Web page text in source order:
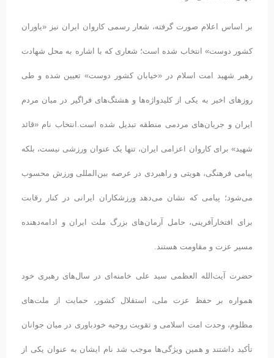
بر اساس اعلام صورت گرفته، شعار رسمی کاروان ایران نیز «یاوران
کشور دوست» انتخاب شده است؛ شعاری که با اشاره به محل شهادت
رهبر شهید امت اسلام در «خیابان کشور دوست» تعیین شده و طی
روزهای اخیر به یکی از کلیدواژه‌ها و هشتگ‌های فراگیر در میان مردم
ایران و جریان‌های مردمی منطقه تبدیل شده است.انتخاب نام «قائد
شهید» برای کاروان اعزامی ایران، تنها یک عنوان ورزشی نیست، بلکه
پیامی فرهنگی، هویتی و راهبردی در عرصه بین‌المللی ورزش محسوب
می‌شود؛ پیامی که نشان می‌دهد ورزشکاران ایرانی در کنار رقابت
برای افتخارآفرینی، حامل آرمان‌های بزرگ ملت ایران و ادامه‌دهنده
مسیر عزت و مقاومت هستند.
حضرت آیت‌الله العظمی سید علی خامنه‌ای در سال‌های رهبری خود
همواره بر حفظ عزت ملی، استقلال کشور، حمایت از ملت‌های
مظلوم، وحدت امت اسلامی و تقویت روحیه خودباوری در میان جوانان
تأکید داشتند و همین ویژگی‌ها موجب شد نام ایشان به عنوان یکی از